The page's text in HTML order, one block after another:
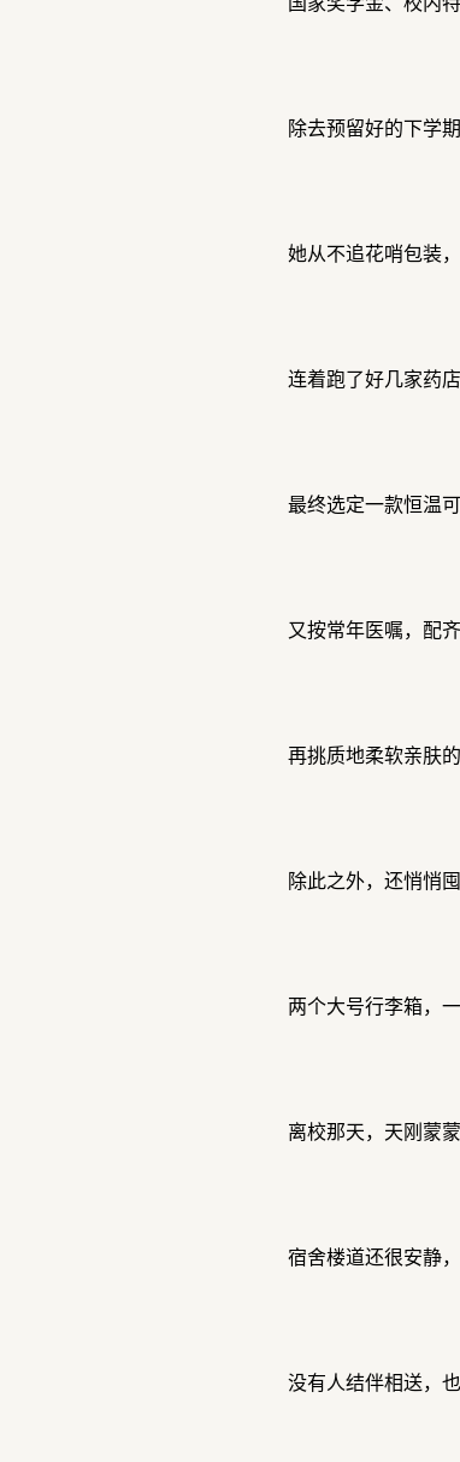
除去预留好的下学
她从不追花哨包装
连着跑了好几家药
最终选定一款恒温
又按常年医嘱，配
再挑质地柔软亲肤
除此之外，还悄悄
两个大号行李箱，
离校那天，天刚蒙蒙
宿舍楼道还很安静
没有人结伴相送，